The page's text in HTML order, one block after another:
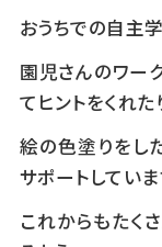
おうちでの自主
園児さんのワー
てヒントをくれた
絵の色塗りをし
サポートしてい
これからもたく